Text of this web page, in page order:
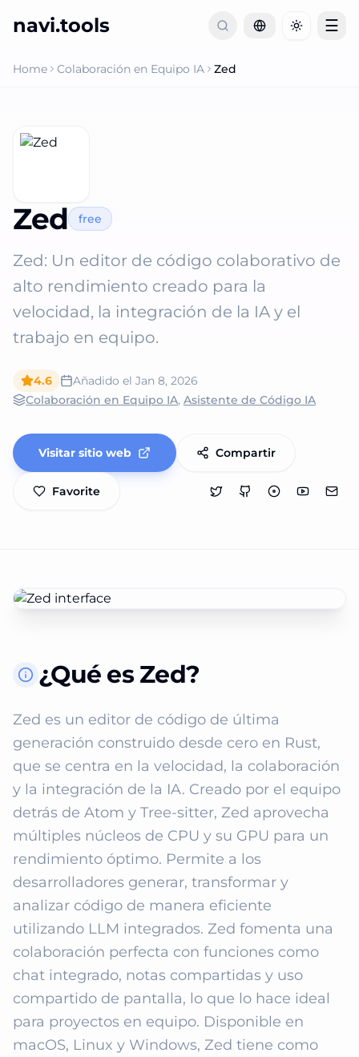
navi.tools Toggle
☰
Home Colaboración en Equipo IA Zed
Zed free
Zed: Un editor de código colaborativo de
alto rendimiento creado para la
velocidad, la integración de la IA y el
trabajo en equipo.
4.6 Añadido el Jan 8, 2026
Colaboración en Equipo IA, Asistente de Código IA
Visitar sitio web Compartir
Favorite
¿Qué es Zed?
Zed es un editor de código de última
generación construido desde cero en Rust,
que se centra en la velocidad, la colaboración
y la integración de la IA. Creado por el equipo
detrás de Atom y Tree-sitter, Zed aprovecha
múltiples núcleos de CPU y su GPU para un
rendimiento óptimo. Permite a los
desarrolladores generar, transformar y
analizar código de manera eficiente
utilizando LLM integrados. Zed fomenta una
colaboración perfecta con funciones como
chat integrado, notas compartidas y uso
compartido de pantalla, lo que lo hace ideal
para proyectos en equipo. Disponible en
macOS, Linux y Windows, Zed tiene como